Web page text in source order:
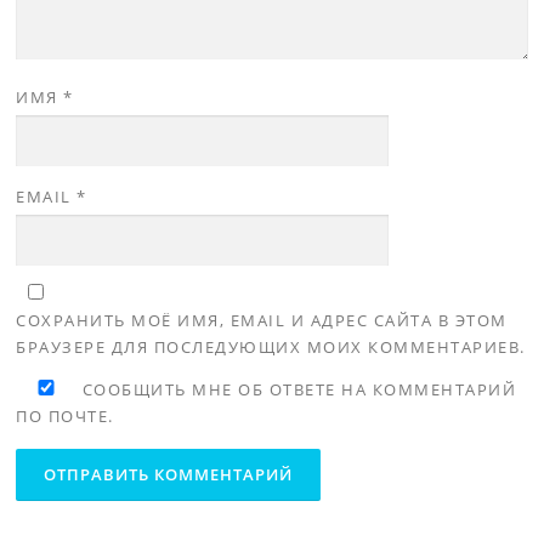
ИМЯ*
EMAIL*
СОХРАНИТЬ МОЁ ИМЯ, EMAIL И АДРЕС САЙТА В ЭТОМ
БРАУЗЕРЕ ДЛЯ ПОСЛЕДУЮЩИХ МОИХ КОММЕНТАРИЕВ.
СООБЩИТЬ МНЕ ОБ ОТВЕТЕ НА КОММЕНТАРИЙ
ПО ПОЧТЕ.